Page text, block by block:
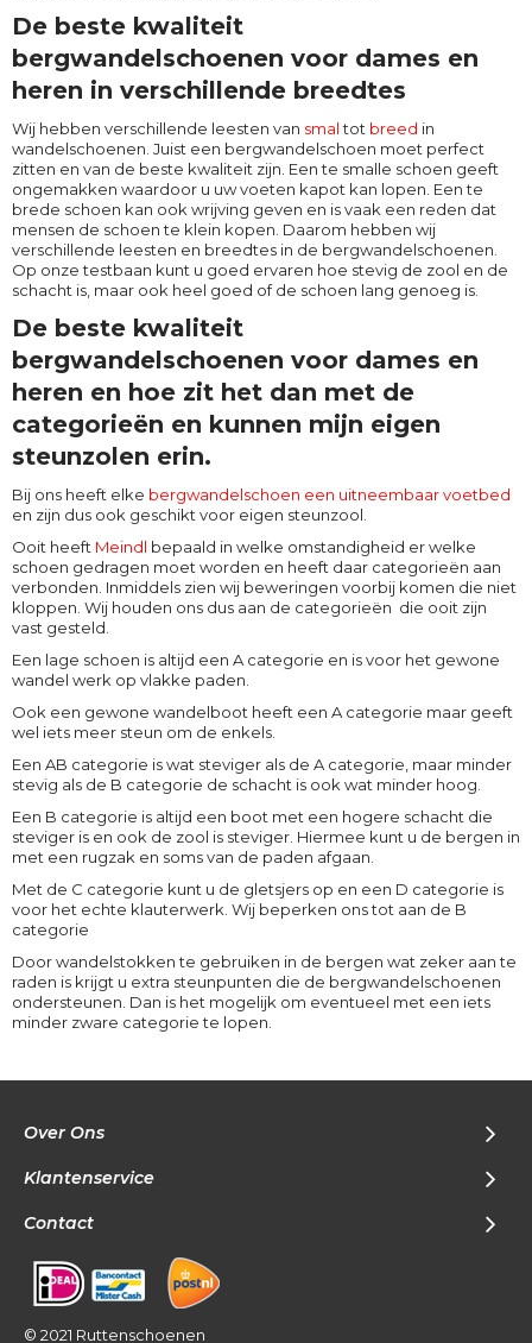
De beste kwaliteit
bergwandelschoenen voor dames en
heren in verschillende breedtes
Wij hebben verschillende leesten van smaltot breed in
wandelschoenen. Juist een bergwandelschoen moet perfect
zitten en van de beste kwaliteit zijn. Een te smalle schoen geeft
ongemakken waardoor u uw voeten kapot kan lopen. Een te
brede schoen kan ook wrijving geven en is vaak een reden dat
mensen de schoen te klein kopen. Daarom hebben wij
verschillende leesten en breedtes in de bergwandelschoenen.
Op onze testbaan kunt u goed ervaren hoe stevig de zool en de
schacht is, maar ook heel goed of de schoen lang genoeg is.
De beste kwaliteit
bergwandelschoenen voor dames en
heren en hoe zit het dan met de
categorieën en kunnen mijn eigen
steunzolen erin.
Bij ons heeft elke bergwandelschoen een uitneembaar voetbed
en zijn dus ook geschikt voor eigen steunzool.
Ooit heeft Meindl bepaald in welke omstandigheid er welke
schoen gedragen moet worden en heeft daar categorieën aan
verbonden. Inmiddels zien wij beweringen voorbij komen die niet
kloppen. Wij houden ons dus aan de categorieën die ooit zijn
vast gesteld.
Een lage schoen is altijd een A categorie en is voor het gewone
wandel werk op vlakke paden.
Ook een gewone wandelboot heeft een A categorie maar geeft
wel iets meer steun om de enkels.
Een AB categorie is wat steviger als de A categorie, maar minder
stevig als de B categorie de schacht is ook wat minder hoog.
Een B categorie is altijd een boot met een hogere schacht die
steviger is en ook de zool is steviger. Hiermee kunt u de bergen in
met een rugzak en soms van de paden afgaan.
Met de C categorie kunt u de gletsjers op en een D categorie is
voor het echte klauterwerk. Wij beperken ons tot aan de B
categorie
Door wandelstokken te gebruiken in de bergen wat zeker aan te
raden is krijgt u extra steunpunten die de bergwandelschoenen
ondersteunen. Dan is het mogelijk om eventueel met een iets
minder zware categorie te lopen.
Over Ons
Klantenservice
Contact
© 2021 Ruttenschoenen